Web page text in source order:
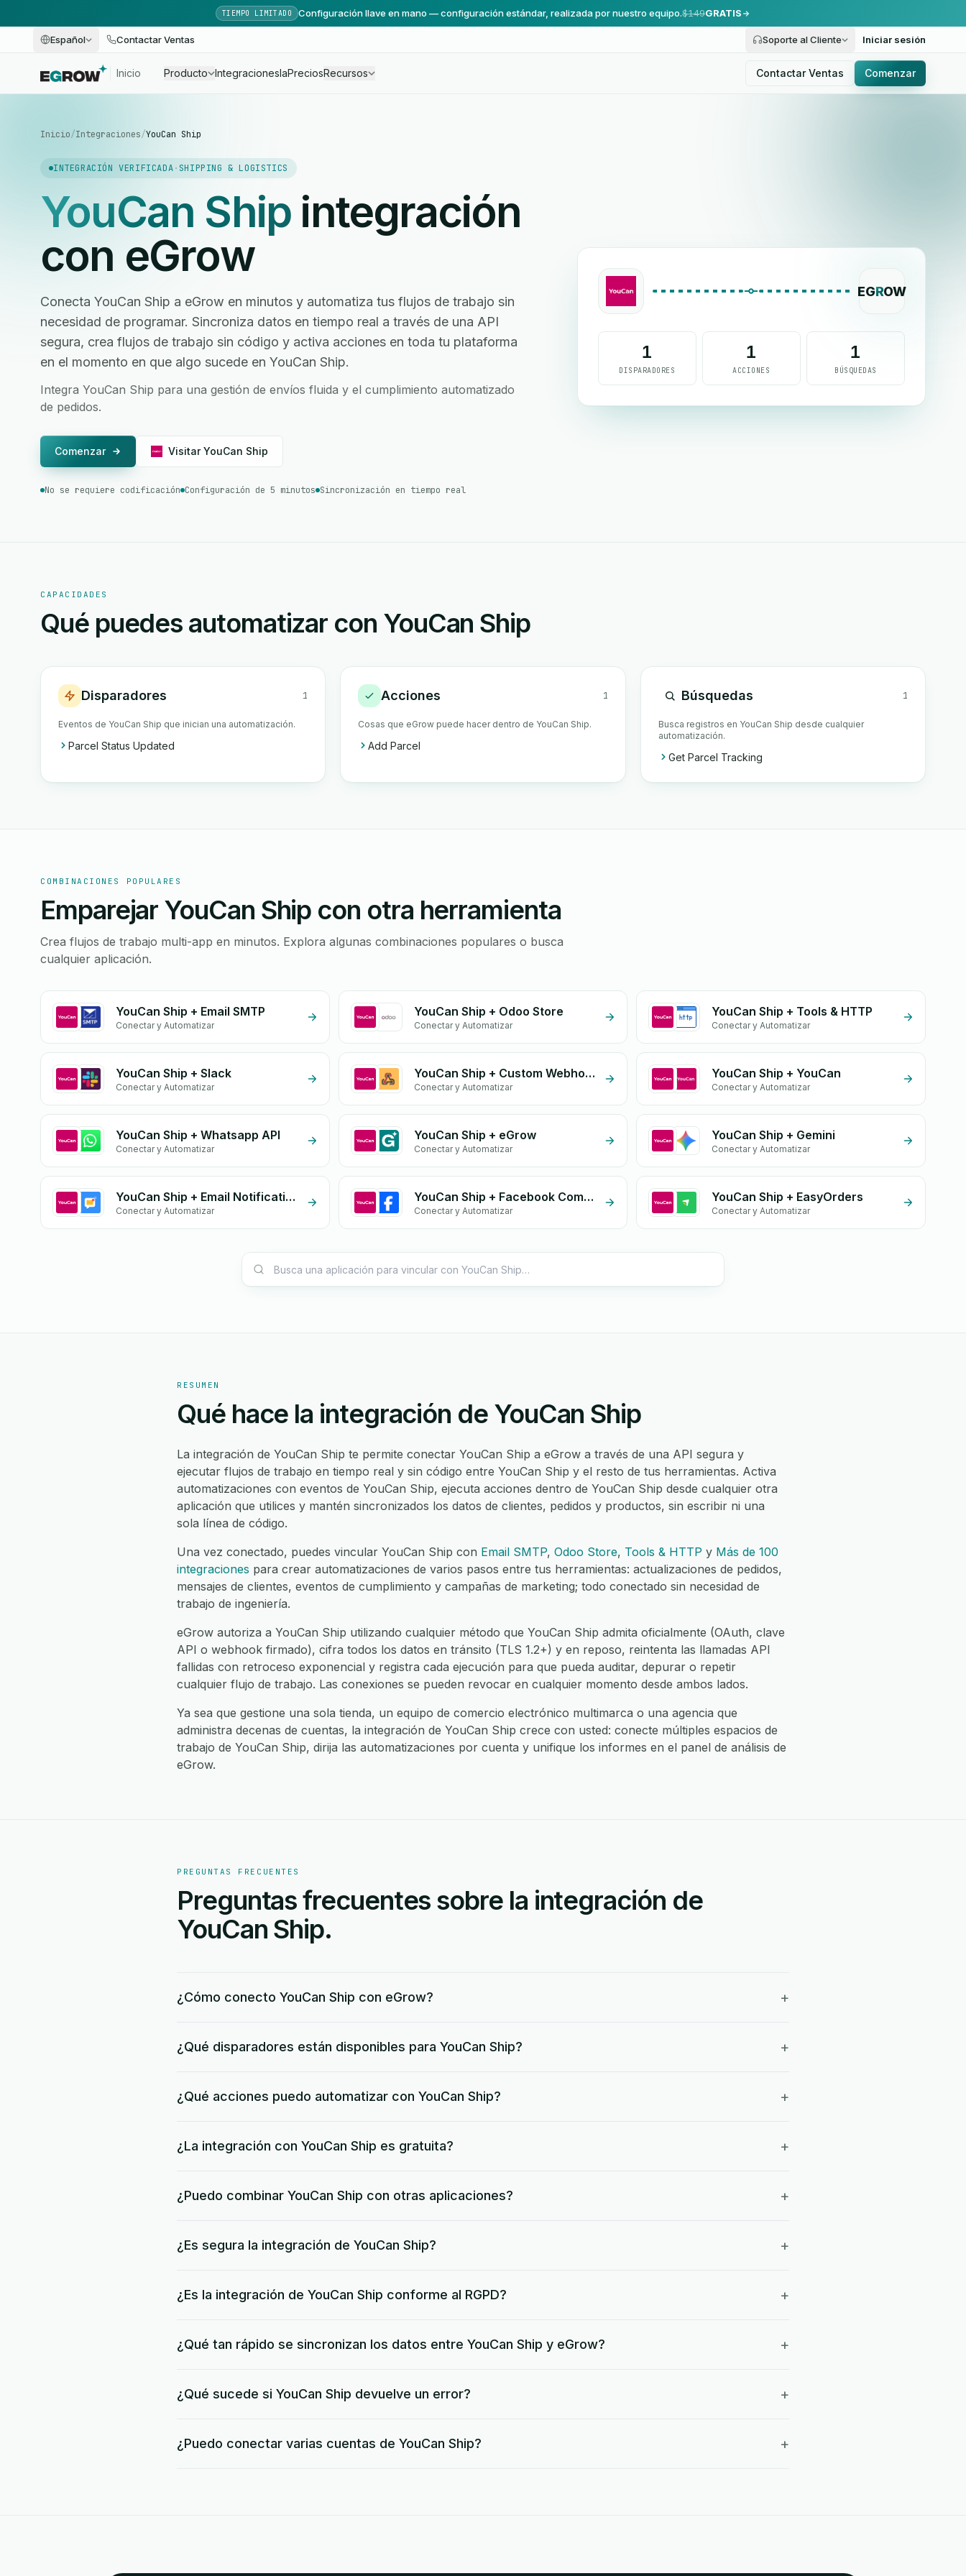
TIEMPO LIMITADO Configuración llave en mano — configuración estándar, realizada por nuestro equipo.$149GRATIS
Español Contactar Ventas Soporte al Cliente Iniciar sesión
Inicio Producto IntegracionesIaPreciosRecursos Contactar Ventas Comenzar
Inicio/Integraciones/YouCan Ship
INTEGRACIÓN VERIFICADA· SHIPPING & LOGISTICS
YouCan Ship integración
con eGrow
Conecta YouCan Ship a eGrow en minutos y automatiza tus flujos de trabajo sin
necesidad de programar. Sincroniza datos en tiempo real a través de una API
segura, crea flujos de trabajo sin código y activa acciones en toda tu plataforma
en el momento en que algo sucede en YouCan Ship.
Integra YouCan Ship para una gestión de envíos fluida y el cumplimiento automatizado
de pedidos.
Comenzar Visitar YouCan Ship
No se requiere codificación Configuración de 5 minutos Sincronización en tiempo real
EGROW
1
DISPARADORES
1
ACCIONES
1
BÚSQUEDAS
CAPACIDADES
Qué puedes automatizar con YouCan Ship
Disparadores 1
Eventos de YouCan Ship que inician una automatización.
Parcel Status Updated
Acciones 1
Cosas que eGrow puede hacer dentro de YouCan Ship.
Add Parcel
Búsquedas 1
Busca registros en YouCan Ship desde cualquier
automatización.
Get Parcel Tracking
COMBINACIONES POPULARES
Emparejar YouCan Ship con otra herramienta
Crea flujos de trabajo multi-app en minutos. Explora algunas combinaciones populares o busca
cualquier aplicación.
YouCan Ship + Email SMTP
Conectar y Automatizar
YouCan Ship + Odoo Store
Conectar y Automatizar
YouCan Ship + Tools & HTTP
Conectar y Automatizar
YouCan Ship + Slack
Conectar y Automatizar
YouCan Ship + Custom Webhook
Conectar y Automatizar
YouCan Ship + YouCan
Conectar y Automatizar
YouCan Ship + Whatsapp API
Conectar y Automatizar
YouCan Ship + eGrow
Conectar y Automatizar
YouCan Ship + Gemini
Conectar y Automatizar
YouCan Ship + Email Notifications by eGrow
Conectar y Automatizar
YouCan Ship + Facebook Comments
Conectar y Automatizar
YouCan Ship + EasyOrders
Conectar y Automatizar
RESUMEN
Qué hace la integración de YouCan Ship
La integración de YouCan Ship te permite conectar YouCan Ship a eGrow a través de una API segura y
ejecutar flujos de trabajo en tiempo real y sin código entre YouCan Ship y el resto de tus herramientas. Activa
automatizaciones con eventos de YouCan Ship, ejecuta acciones dentro de YouCan Ship desde cualquier otra
aplicación que utilices y mantén sincronizados los datos de clientes, pedidos y productos, sin escribir ni una
sola línea de código.
Una vez conectado, puedes vincular YouCan Ship con Email SMTP, Odoo Store, Tools & HTTP y Más de 100
integraciones para crear automatizaciones de varios pasos entre tus herramientas: actualizaciones de pedidos,
mensajes de clientes, eventos de cumplimiento y campañas de marketing; todo conectado sin necesidad de
trabajo de ingeniería.
eGrow autoriza a YouCan Ship utilizando cualquier método que YouCan Ship admita oficialmente (OAuth, clave
API o webhook firmado), cifra todos los datos en tránsito (TLS 1.2+) y en reposo, reintenta las llamadas API
fallidas con retroceso exponencial y registra cada ejecución para que pueda auditar, depurar o repetir
cualquier flujo de trabajo. Las conexiones se pueden revocar en cualquier momento desde ambos lados.
Ya sea que gestione una sola tienda, un equipo de comercio electrónico multimarca o una agencia que
administra decenas de cuentas, la integración de YouCan Ship crece con usted: conecte múltiples espacios de
trabajo de YouCan Ship, dirija las automatizaciones por cuenta y unifique los informes en el panel de análisis de
eGrow.
PREGUNTAS FRECUENTES
Preguntas frecuentes sobre la integración de
YouCan Ship.
¿Cómo conecto YouCan Ship con eGrow? +
¿Qué disparadores están disponibles para YouCan Ship? +
¿Qué acciones puedo automatizar con YouCan Ship? +
¿La integración con YouCan Ship es gratuita? +
¿Puedo combinar YouCan Ship con otras aplicaciones? +
¿Es segura la integración de YouCan Ship? +
¿Es la integración de YouCan Ship conforme al RGPD? +
¿Qué tan rápido se sincronizan los datos entre YouCan Ship y eGrow? +
¿Qué sucede si YouCan Ship devuelve un error? +
¿Puedo conectar varias cuentas de YouCan Ship? +